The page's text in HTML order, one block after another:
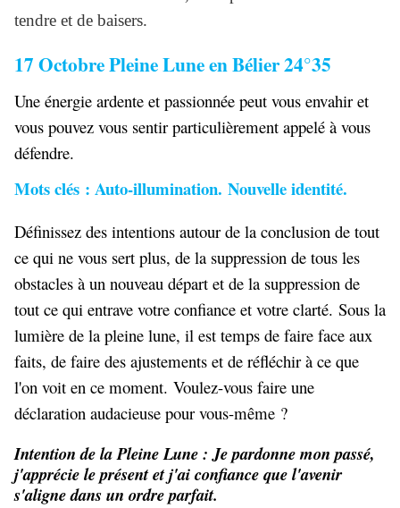
tendre et de baisers.
17 Octobre Pleine Lune en Bélier 24°35
Une énergie ardente et passionnée peut vous envahir et
vous pouvez vous sentir particulièrement appelé à vous
défendre.
Mots clés : Auto-illumination. Nouvelle identité.
Définissez des intentions autour de la conclusion de tout
ce qui ne vous sert plus, de la suppression de tous les
obstacles à un nouveau départ et de la suppression de
tout ce qui entrave votre confiance et votre clarté. Sous la
lumière de la pleine lune, il est temps de faire face aux
faits, de faire des ajustements et de réfléchir à ce que
l'on voit en ce moment. Voulez-vous faire une
déclaration audacieuse pour vous-même ?
Intention de la Pleine Lune : Je pardonne mon passé,
j'apprécie le présent et j'ai confiance que l'avenir
s'aligne dans un ordre parfait.